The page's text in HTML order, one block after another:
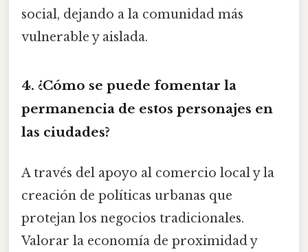
social, dejando a la comunidad más
vulnerable y aislada.
4. ¿Cómo se puede fomentar la
permanencia de estos personajes en
las ciudades?
A través del apoyo al comercio local y la
creación de políticas urbanas que
protejan los negocios tradicionales.
Valorar la economía de proximidad y